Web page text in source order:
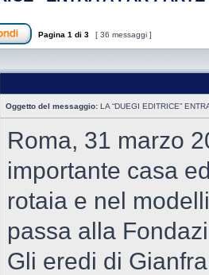
Pagina 1 di 3 [ 36 messaggi ]
Oggetto del messaggio: LA “DUEGI EDITRICE”
Roma, 31 marzo
importante casa
rotaia e nel
passa alla
Gli eredi di